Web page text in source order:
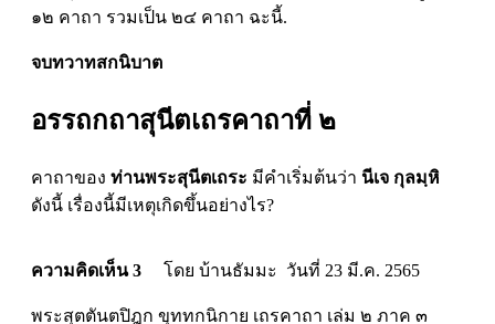
๑๒ คาถา รวมเป็น ๒๔ คาถา ฉะนี้.
จบทวาทสกนิบาต
อรรถกถาสุนีตเถรคาถาที่ ๒
คาถาของ ท่านพระสุนีตเถระ มีคำเริ่มต้นว่า นีเจ กุลมฺหิ
ดังนี้ เรื่องนี้มีเหตุเกิดขึ้นอย่างไร?
ความคิดเห็น 3 โดย บ้านธัมมะ วันที่ 23 มี.ค. 2565
พระสุตตันตปิฎก ขุททกนิกาย เถรคาถา เล่ม ๒ ภาค ๓